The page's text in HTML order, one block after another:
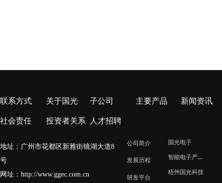
关于国光
公司简介
发展历程
研发平台
国光电子
智能电子产业园
梧州国光科技
子公司 新闻资讯
主要产品
投资者关系 人才招聘
地址：广州市花都区新雅街镜湖大道8
号
网址： http://www.ggec.com.cn
联系方式
社会责任